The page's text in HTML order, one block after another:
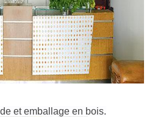
et emballage en bois.